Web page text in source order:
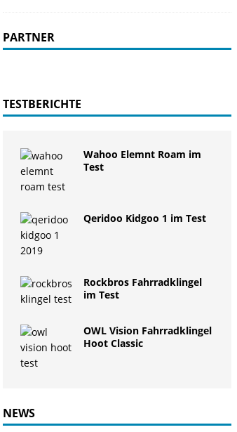
PARTNER
TESTBERICHTE
Wahoo Elemnt Roam im
Test
Qeridoo Kidgoo 1 im Test
Rockbros Fahrradklingel
im Test
OWL Vision Fahrradklingel
Hoot Classic
NEWS